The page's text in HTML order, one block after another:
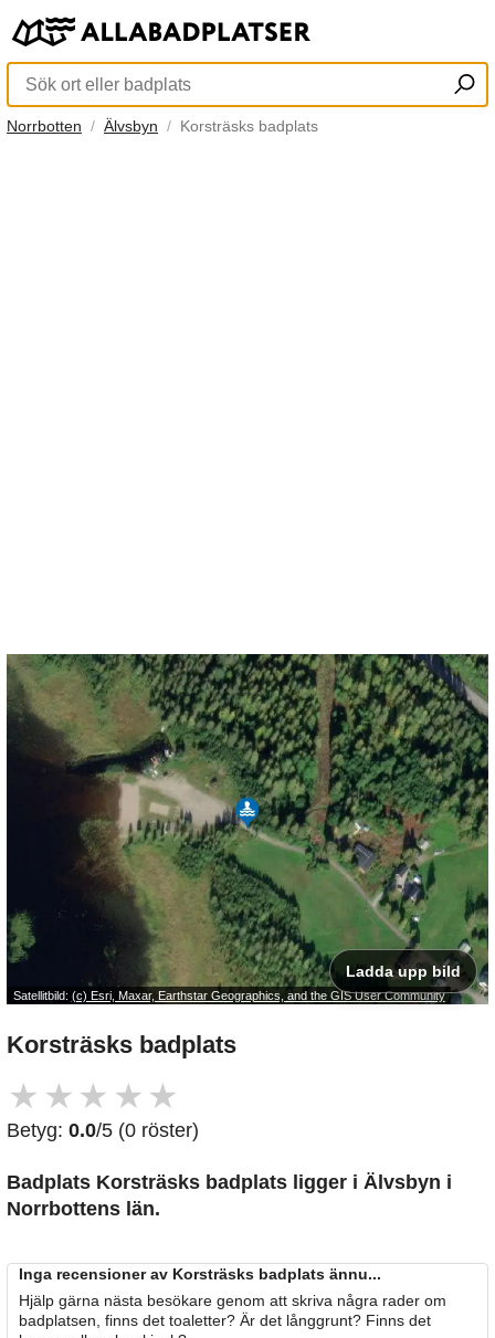
Norrbotten Älvsbyn Korsträsks badplats
Satellitbild: (c) Esri, Maxar, Earthstar Geographics, and the GIS User Community
Ladda upp bild
Korsträsks badplats
★ ★ ★ ★ ★
Betyg: 0.0/5 (0 röster)
Badplats Korsträsks badplats ligger i Älvsbyn i
Norrbottens län.
Inga recensioner av Korsträsks badplats ännu...
Hjälp gärna nästa besökare genom att skriva några rader om
badplatsen, finns det toaletter? Är det långgrunt? Finns det